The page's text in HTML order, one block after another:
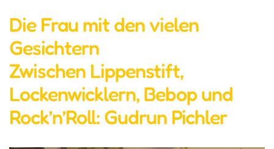
Die Frau mit den vielen
Gesichtern
Zwischen Lippenstift,
Lockenwicklern, Bebop und
Rock’n’Roll: Gudrun Pichler